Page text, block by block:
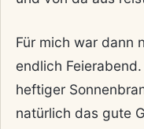
Für mich war dann
endlich
heftiger
natürlich das gute